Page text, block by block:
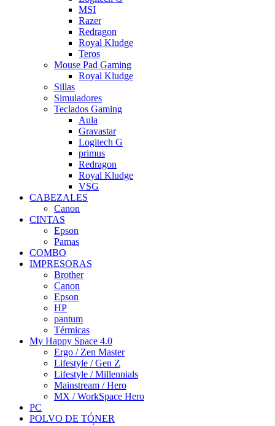
MSI
Razer
Redragon
Royal Kludge
Teros
Mouse Pad Gaming
Royal Kludge
Sillas
Simuladores
Teclados Gaming
Aula
Gravastar
Logitech G
primus
Redragon
Royal Kludge
VSG
CABEZALES
Canon
CINTAS
Epson
Pamas
COMBO
IMPRESORAS
Brother
Canon
Epson
HP
pantum
Térmicas
My Happy Space 4.0
Ergo / Zen Master
Lifestyle / Gen Z
Lifestyle / Millennials
Mainstream / Hero
MX / WorkSpace Hero
PC
POLVO DE TÓNER